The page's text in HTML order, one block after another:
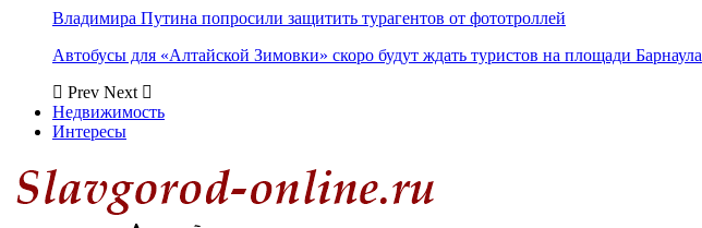
Владимира Путина попросили защитить турагентов от фототроллей
Автобусы для «Алтайской Зимовки» скоро будут ждать туристов на площади Барнаула
Prev Next
Недвижимость
Интересы